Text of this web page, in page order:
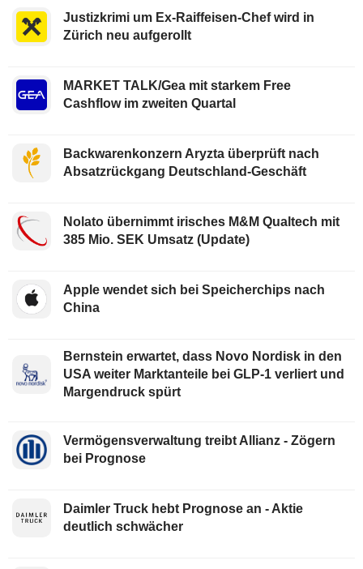
Justizkrimi um Ex-Raiffeisen-Chef wird in
Zürich neu aufgerollt
MARKET TALK/Gea mit starkem Free
Cashflow im zweiten Quartal
Backwarenkonzern Aryzta überprüft nach
Absatzrückgang Deutschland-Geschäft
Nolato übernimmt irisches M&M Qualtech mit
385 Mio. SEK Umsatz (Update)
Apple wendet sich bei Speicherchips nach
China
Bernstein erwartet, dass Novo Nordisk in den
USA weiter Marktanteile bei GLP-1 verliert und
Margendruck spürt
Vermögensverwaltung treibt Allianz - Zögern
bei Prognose
Daimler Truck hebt Prognose an - Aktie
deutlich schwächer